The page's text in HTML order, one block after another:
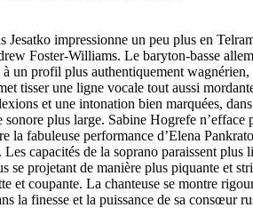
Jesatko impressionne un peu plus en
Foster-Williams. Le baryton-basse
à un profil plus authentiquement wagnérien,
tisser une ligne vocale tout aussi
et une intonation bien marquées,
sonore plus large. Sabine Hogrefe n’efface
la fabuleuse performance d’Elena
capacités de la soprano paraissent plus
se projetant de manière plus piquante et
et coupante. La chanteuse se montre
la finesse et la puissance de sa consœur